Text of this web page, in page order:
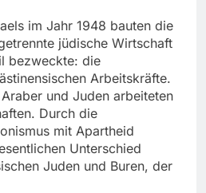
im Jahr 1948 bauten die
jüdische Wirtschaft
bezweckte: die
Arbeitskräfte.
und Juden arbeiteten
Durch die
mit Apartheid
Unterschied
Juden und Buren, der